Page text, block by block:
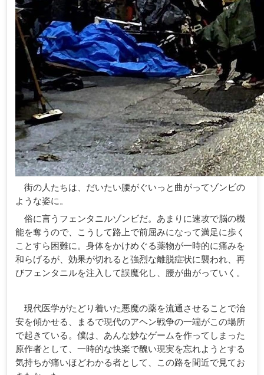
街の人たちは、だいたい腰がぐいっと曲がってゾンビの
ような姿に。
俗に言うフェンタニルゾンビだ。あまりに速攻で脳の機
能を奪うので、こうして路上で前屈みになって満足に歩く
ことすら困難に。身体をかけめぐる薬物が一時的に痛みを
和らげるが、効果が切れると強烈な離脱症状に襲われ、再
びフェンタニルを注入して誤魔化し、腰が曲がっていく。
現代医学がたどり着いた悪魔の薬を流通させることで治
安を傾かせる、まるで現代のアヘン戦争の一端がこの場所
で起きている。僕は、あんな妙なゲームを作ってしまった
原作者として、一時的な快楽で醜い現実を忘れようとする
気持ちが痛いほどわかる者として、この路を間近で見てお